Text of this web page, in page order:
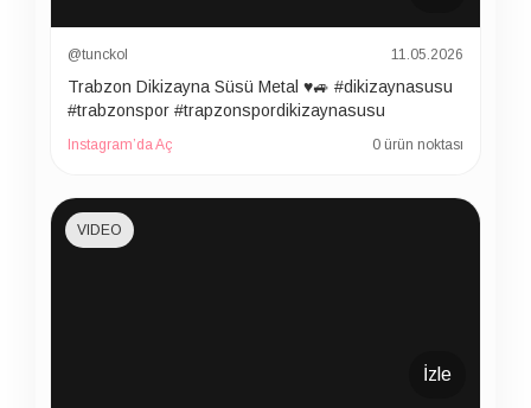
@tunckol 11.05.2026
Trabzon Dikizayna Süsü Metal ♥️🚙 #dikizaynasusu
#trabzonspor #trapzonspordikizaynasusu
Instagram’da Aç 0 ürün noktası
İzle
VIDEO